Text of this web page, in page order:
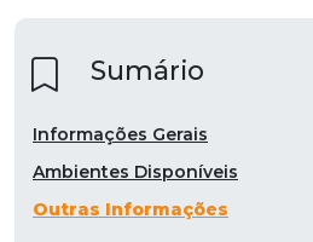
Sumário
Informações Gerais
Ambientes Disponíveis
Outras Informações